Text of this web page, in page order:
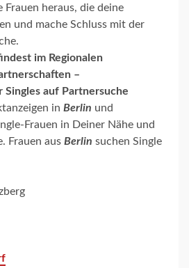
Frauen heraus, die deine
und mache Schluss mit der
im Regionalen
–
Singles auf Partnersuche
in Berlin und
Frauen in Deiner Nähe und
Frauen aus Berlin suchen Single